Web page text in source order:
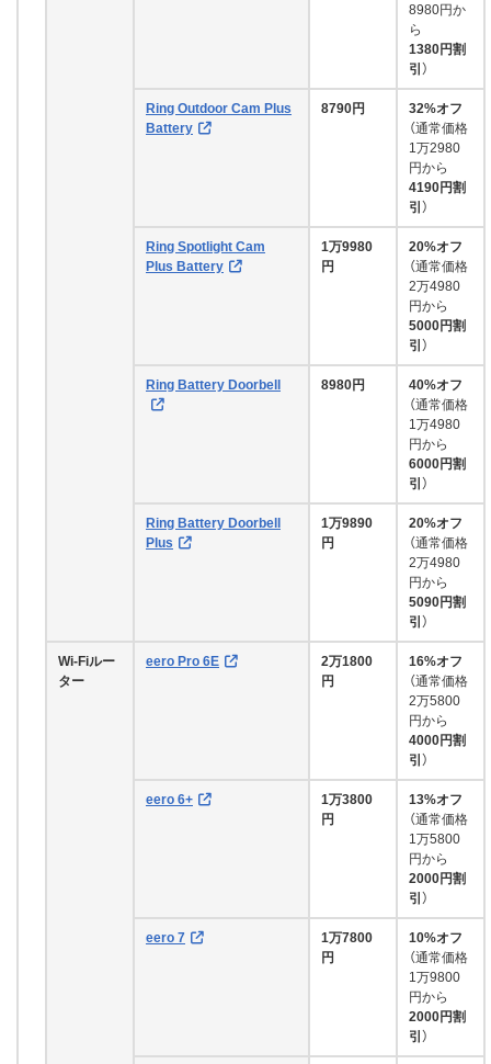
8980円か
ら
1380円割
引 ）
Ring Outdoor Cam Plus
Battery
8790円
32%オフ
（通常価格
1万2980
円から
4190円割
引 ）
Ring Spotlight Cam
Plus Battery
1万9980
円
20%オフ
（通常価格
2万4980
円から
5000円割
引 ）
Ring Battery Doorbell 8980円
40%オフ
（通常価格
1万4980
円から
6000円割
引 ）
Ring Battery Doorbell
Plus
1万9890
円
20%オフ
（通常価格
2万4980
円から
5090円割
引 ）
Wi-Fiルー
ター
eero Pro 6E
2万1800
円
16%オフ
（通常価格
2万5800
円から
4000円割
引 ）
eero 6+
1万3800
円
13%オフ
（通常価格
1万5800
円から
2000円割
引 ）
eero 7
1万7800
円
10%オフ
（通常価格
1万9800
円から
2000円割
引 ）